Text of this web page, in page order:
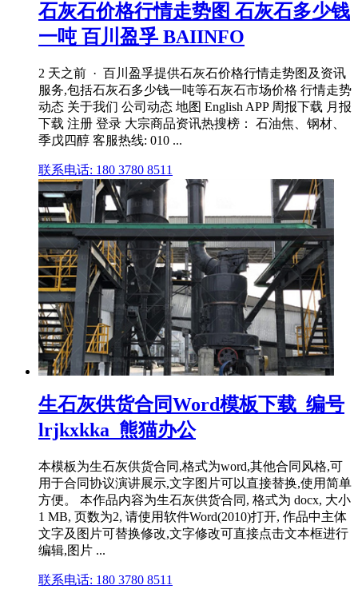
石灰石价格行情走势图 石灰石多少钱
一吨 百川盈孚 BAIINFO
2 天之前 · 百川盈孚提供石灰石价格行情走势图及资讯
服务,包括石灰石多少钱一吨等石灰石市场价格 行情走势
动态 关于我们 公司动态 地图 English APP 周报下载 月报
下载 注册 登录 大宗商品资讯热搜榜： 石油焦、钢材、
季戊四醇 客服热线: 010 ...
联系电话: 180 3780 8511
生石灰供货合同Word模板下载_编号
lrjkxkka_熊猫办公
本模板为生石灰供货合同,格式为word,其他合同风格,可
用于合同协议演讲展示,文字图片可以直接替换,使用简单
方便。 本作品内容为生石灰供货合同, 格式为 docx, 大小
1 MB, 页数为2, 请使用软件Word(2010)打开, 作品中主体
文字及图片可替换修改,文字修改可直接点击文本框进行
编辑,图片 ...
联系电话: 180 3780 8511